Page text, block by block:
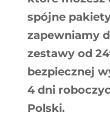
spójne
zapewniamy
zestawy od
bezpiecznej
4 dni
Polski.